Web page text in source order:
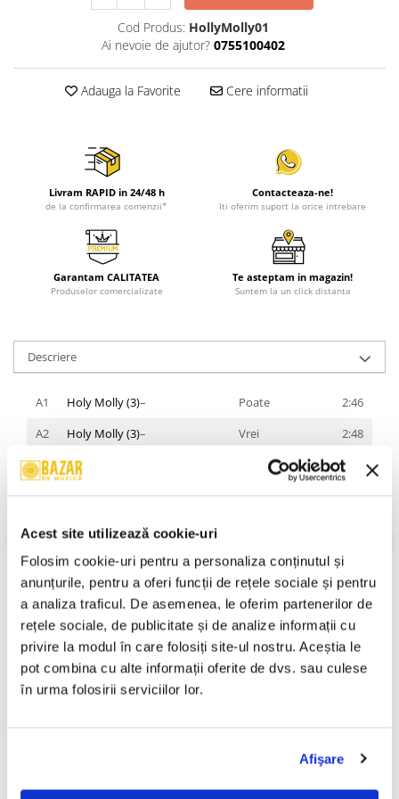
Acest site utilizează cookie-uri
Folosim cookie-uri pentru a personaliza conținutul și
anunțurile, pentru a oferi funcții de rețele sociale și pentru
a analiza traficul. De asemenea, le oferim partenerilor de
rețele sociale, de publicitate și de analize informații cu
privire la modul în care folosiți site-ul nostru. Aceștia le
pot combina cu alte informații oferite de dvs. sau culese
în urma folosirii serviciilor lor.
Afişare
Cod Produs: HollyMolly01
Ai nevoie de ajutor? 0755100402
Adauga la Favorite Cere informatii
Livram RAPID in 24/48 h
de la confirmarea comenzii*
Contacteaza-ne!
Iti oferim suport la orice intrebare
Garantam CALITATEA
Produselor comercializate
Te asteptam in magazin!
Suntem la un click distanta
Descriere
A1 Holy Molly (3)– Poate
2:46
A2
Holy Molly (3)– Vrei
2:48
A3
Holy Molly (3) Bine rău
2:20
A5
Holy Molly (3)–
B1
Deliric– Camera mea
3:18
B2
Călinacho ,Holy Molly (3)– Umbra ta
3:14
B3
Holy Molly (3)–
Noi doi și restul
lumii
3:03
B4 Satoshi (Vlad Sabajuc),Holy
Molly (3)–
Rugăciunea ta 2:41
VEZI MAI MULT
Informatii conformitate produs
Review-uri(0)
PRODUSE ALTERNATIVE